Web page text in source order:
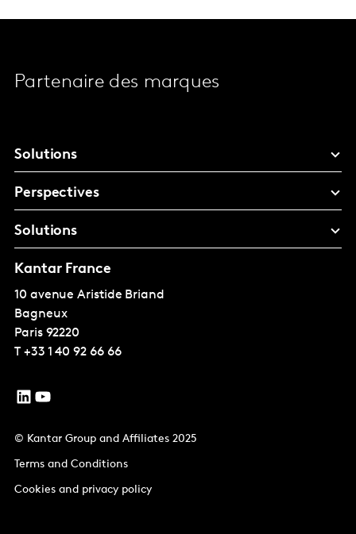
Partenaire des marques
Solutions
Perspectives
Solutions
Kantar France
10 avenue Aristide Briand
Bagneux
Paris 92220
T +33 1 40 92 66 66
© Kantar Group and Affiliates 2025
Terms and Conditions
Cookies and privacy policy